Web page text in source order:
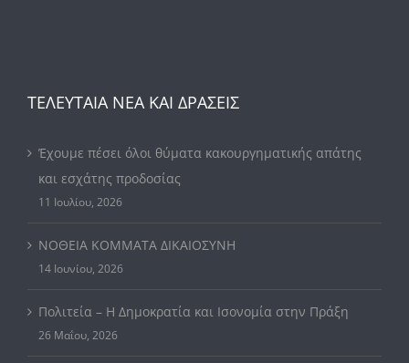
ΤΕΛΕΥΤΑΙΑ ΝΕΑ ΚΑΙ ΔΡΑΣΕΙΣ
Έχουμε πέσει όλοι θύματα κακουργηματικής απάτης
και εσχάτης προδοσίας
11 Ιουλίου, 2026
ΝΟΘΕΙΑ ΚΟΜΜΑΤΑ ΔΙΚΑΙΟΣΥΝΗ
14 Ιουνίου, 2026
Πολιτεία – Η Δημοκρατία και Ισονομία στην Πράξη
26 Μαΐου, 2026